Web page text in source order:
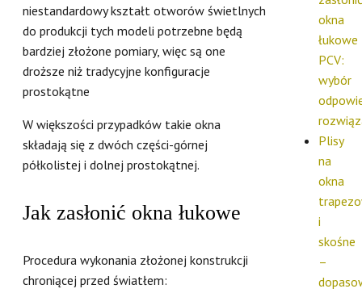
niestandardowy kształt otworów świetlnych
do produkcji tych modeli potrzebne będą
bardziej złożone pomiary, więc są one
droższe niż tradycyjne konfiguracje
prostokątne
W większości przypadków takie okna
składają się z dwóch części-górnej
półkolistej i dolnej prostokątnej.
Jak zasłonić okna łukowe
Procedura wykonania złożonej konstrukcji
chroniącej przed światłem:
okna
łukowe
PCV:
wybór
Plisy
na
okna
i
skośne
–